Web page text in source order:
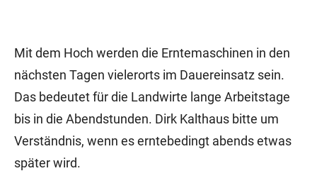
Mit dem Hoch werden die Erntemaschinen in den
nächsten Tagen vielerorts im Dauereinsatz sein.
Das bedeutet für die Landwirte lange Arbeitstage
bis in die Abendstunden. Dirk Kalthaus bitte um
Verständnis, wenn es erntebedingt abends etwas
später wird.